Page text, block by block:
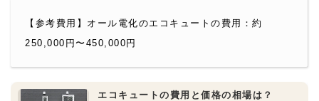
【参考費用】オール電化のエコキュートの費用：約
250,000円〜450,000円
エコキュートの費用と価格の相場は？